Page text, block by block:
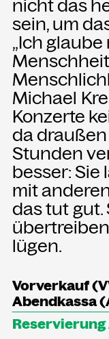
nicht das
sein, um
„Ich
Michael
Konzerte
da
Stunden
besser: Sie
mit
das tut gut.
lügen.
Vorverkauf
Abendkassa
Reservierung